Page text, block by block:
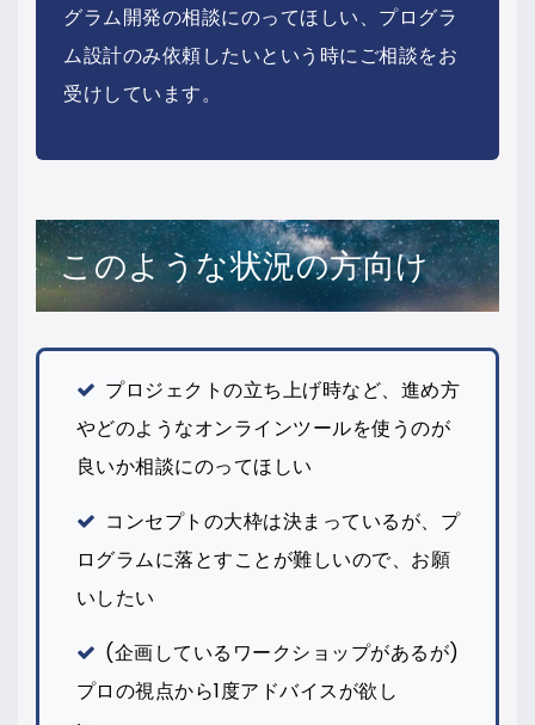
グラム開発の相談にのってほしい、プログラ
ム設計のみ依頼したいという時にご相談をお
受けしています。
このような状況の方向け
プロジェクトの立ち上げ時など、進め方
やどのようなオンラインツールを使うのが
良いか相談にのってほしい
コンセプトの大枠は決まっているが、プ
ログラムに落とすことが難しいので、お願
いしたい
(企画しているワークショップがあるが)
プロの視点から1度アドバイスが欲し